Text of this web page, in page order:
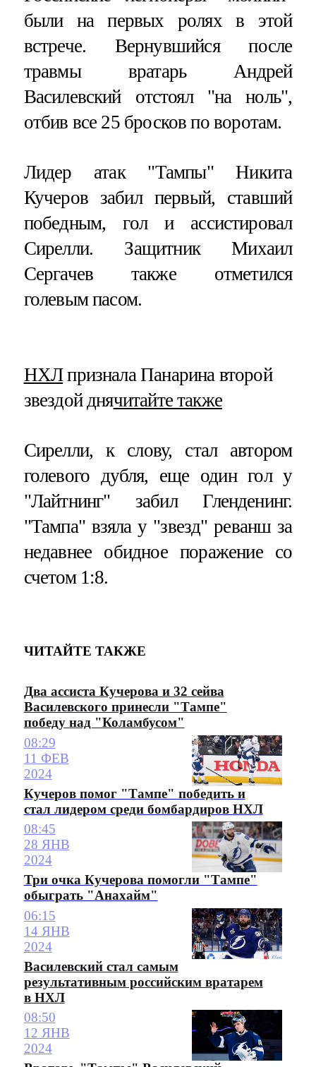
были на первых ролях в этой
встрече. Вернувшийся после
травмы вратарь Андрей
Василевский отстоял "на ноль",
отбив все 25 бросков по воротам.
Лидер атак "Тампы" Никита
Кучеров забил первый, ставший
победным, гол и ассистировал
Сирелли. Защитник Михаил
Сергачев также отметился
голевым пасом.
НХЛпризнала Панарина второй
звездой днячитайте также
Сирелли, к слову, стал автором
голевого дубля, еще один гол у
"Лайтнинг" забил Гленденинг.
"Тампа" взяла у "звезд" реванш за
недавнее обидное поражение со
счетом 1:8.
ЧИТАЙТЕ ТАКЖЕ
Два ассиста Кучерова и 32 сейва
Василевского принесли "Тампе"
победу над "Коламбусом"
08:29
11 ФЕВ
2024
Кучеров помог "Тампе" победить и
стал лидером среди бомбардиров НХЛ
08:45
28 ЯНВ
2024
Три очка Кучерова помогли "Тампе"
обыграть "Анахайм"
06:15
14 ЯНВ
2024
Василевский стал самым
результативным российским вратарем
в НХЛ
08:50
12 ЯНВ
2024